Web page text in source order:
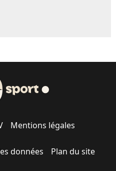
Mentions légales
données Plan du site